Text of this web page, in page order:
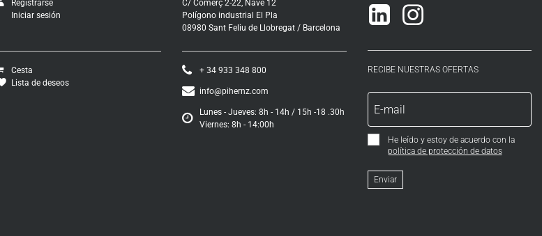
Registrarse
Iniciar sesión
Cesta
Lista de deseos
C/ Comerç 2-22, Nave 12
Polígono industrial El Pla
08980 Sant Feliu de Llobregat / Barcelona
+ 34 933 348 800
info@pihernz.com
Lunes - Jueves: 8h - 14h / 15h -18 .30h
Viernes: 8h - 14:00h
Linkedin
Instagram
RECIBE NUESTRAS OFERTAS
He leído y estoy de acuerdo con la
política de protección de datos